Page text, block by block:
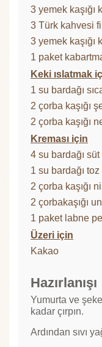
3 yemek kaşığı
3 Türk kahvesi
3 yemek
1 paket
Keki ıslatmak
1 su bardağı
2 çorba kaşığı
2 çorba kaşığı
Kreması için
4 su bardağı süt
1 su bardağı
2 çorba kaşığı
2 çorbakaşığı un
1 paket labne
Üzeri için
Kakao
Hazırlanışı
Yumurta ve
kadar çırpın.
Ardından sıvı